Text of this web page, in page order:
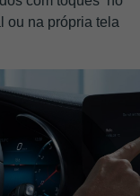
ou na própria tela